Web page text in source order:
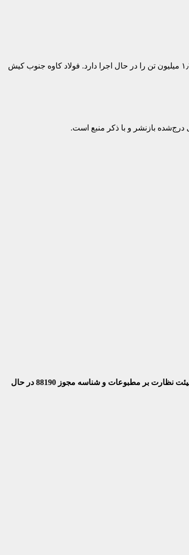
پیش از غریب پور، اتابک گزارشی از فعالیت های تولیدی و توسعه فولاد‌ کاوه ارایه کرد. این شرکت در حال حاضر فاز دوم فولادسازی به ظرفیت تولید ۱٫۲ میلیون تن را در حال اجرا دارد. فولاد کاوه جنوب کیش
نظارت بر مطبوعات
و شناسه مجوز 88190 در حال